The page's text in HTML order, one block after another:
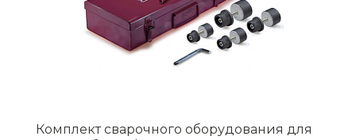
Комплект сварочного оборудования для